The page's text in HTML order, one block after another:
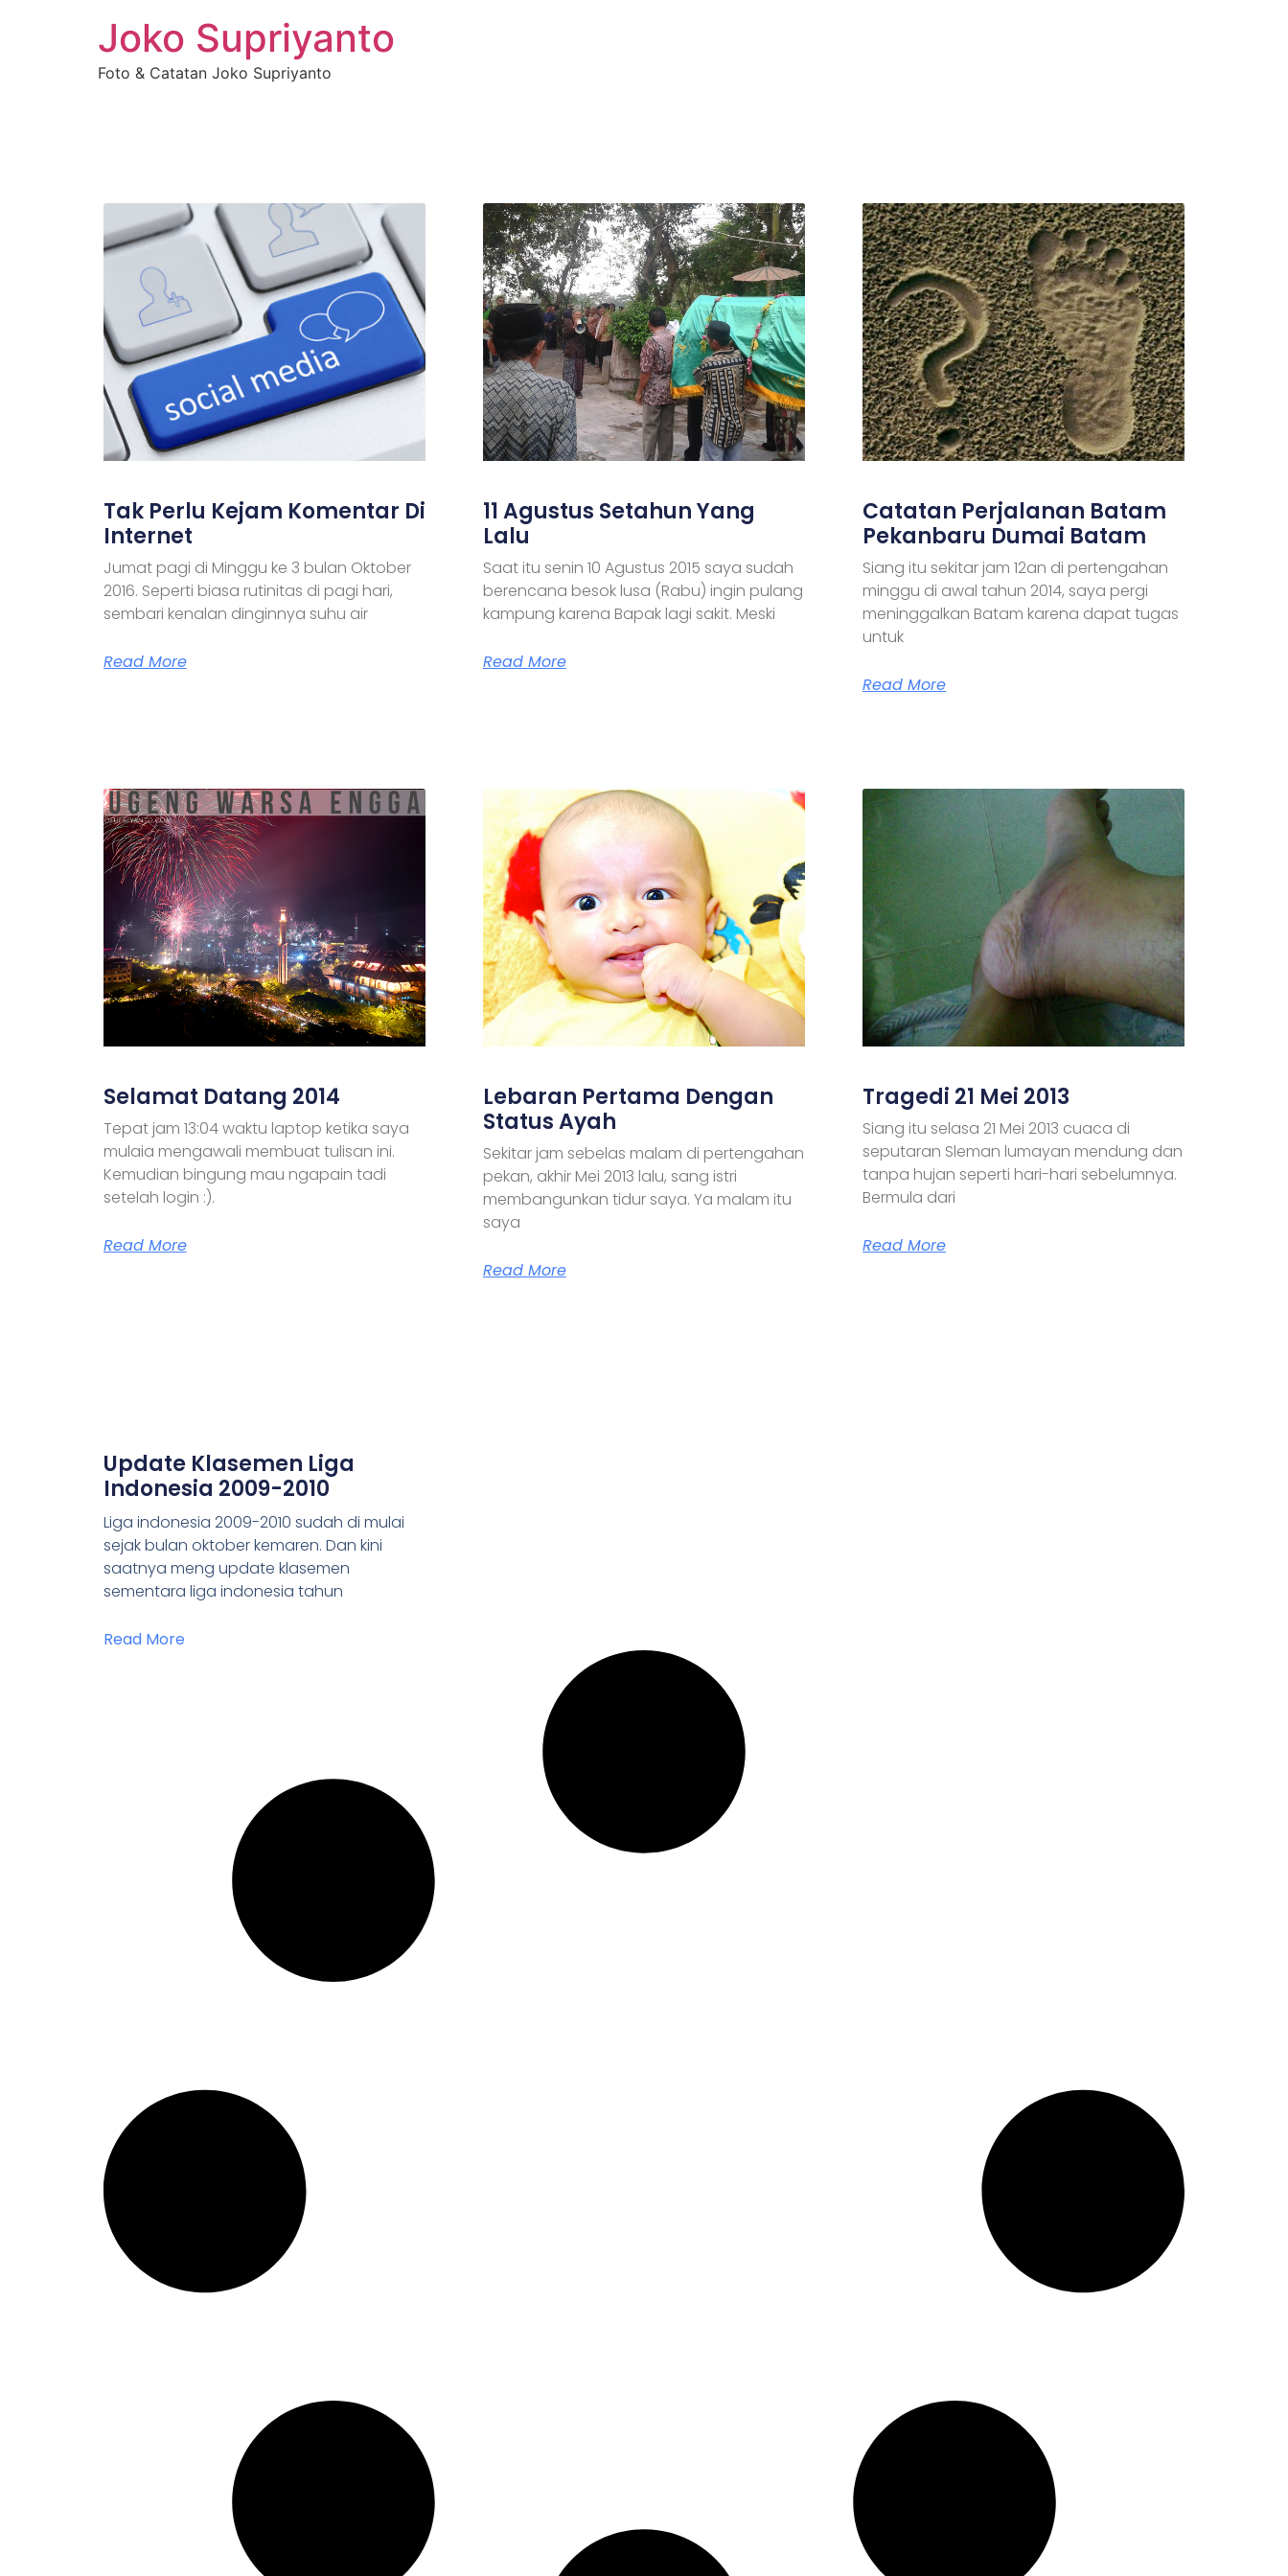
Joko Supriyanto
Foto & Catatan Joko Supriyanto
Tak Perlu Kejam Komentar Di
Internet
Jumat pagi di Minggu ke 3 bulan Oktober
2016. Seperti biasa rutinitas di pagi hari,
sembari kenalan dinginnya suhu air
Read More
11 Agustus Setahun Yang
Lalu
Saat itu senin 10 Agustus 2015 saya sudah
berencana besok lusa (Rabu) ingin pulang
kampung karena Bapak lagi sakit. Meski
Read More
Catatan Perjalanan Batam
Pekanbaru Dumai Batam
Siang itu sekitar jam 12an di pertengahan
minggu di awal tahun 2014, saya pergi
meninggalkan Batam karena dapat tugas
untuk
Read More
Selamat Datang 2014
Tepat jam 13:04 waktu laptop ketika saya
mulaia mengawali membuat tulisan ini.
Kemudian bingung mau ngapain tadi
setelah login :).
Read More
Lebaran Pertama Dengan
Status Ayah
Sekitar jam sebelas malam di pertengahan
pekan, akhir Mei 2013 lalu, sang istri
membangunkan tidur saya. Ya malam itu
saya
Read More
Tragedi 21 Mei 2013
Siang itu selasa 21 Mei 2013 cuaca di
seputaran Sleman lumayan mendung dan
tanpa hujan seperti hari-hari sebelumnya.
Bermula dari
Read More
Update Klasemen Liga
Indonesia 2009-2010
Liga indonesia 2009-2010 sudah di mulai
sejak bulan oktober kemaren. Dan kini
saatnya meng update klasemen
sementara liga indonesia tahun
Read More